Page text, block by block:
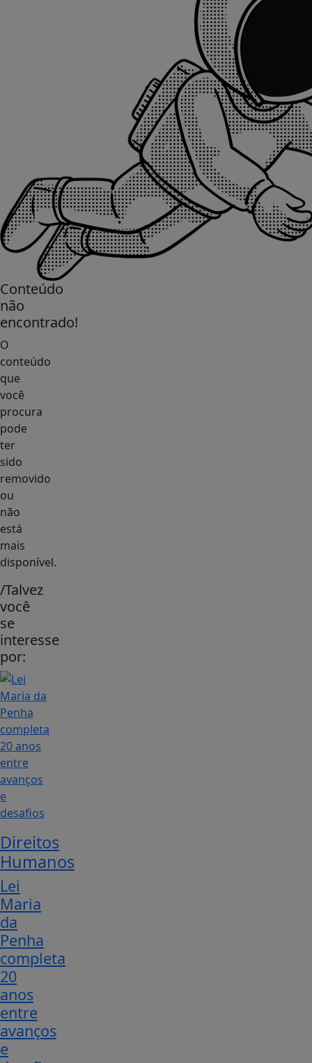
Conteúdo
não
encontrado!
O
conteúdo
que
você
procura
pode
ter
sido
removido
ou
não
está
mais
disponível.
/Talvez
você
se
interesse
por:
Direitos
Humanos
Lei
Maria
da
Penha
completa
20
anos
entre
avanços
e